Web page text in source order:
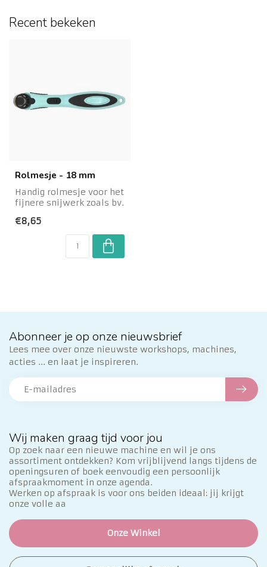
Recent bekeken
Rolmesje - 18 mm
Handig rolmesje voor het
fijnere snijwerk zoals bv.
€8,65
Wij maken graag tijd voor jou
Op zoek naar een nieuwe machine en wil je ons
assortiment ontdekken? Kom vrijblijvend langs tijdens de
openingsuren of boek eenvoudig een persoonlijk
afspraakmoment in onze agenda.
Werken op afspraak is voor ons beiden ideaal: jij krijgt
onze volle aa
Onze Winkel
Abonneer je op onze nieuwsbrief
Lees mee over onze nieuwste workshops, machines,
acties ... en laat je inspireren.